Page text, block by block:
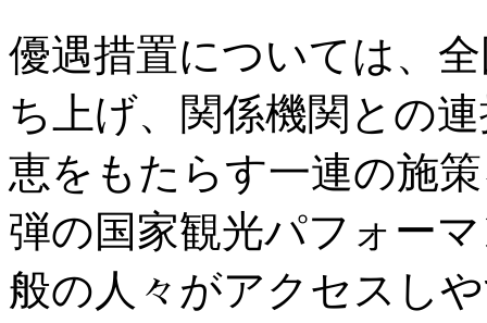
優遇措置については、
ち上げ、関係機関との
恵をもたらす一連の施
弾の国家観光パフォー
般の人々がアクセスし